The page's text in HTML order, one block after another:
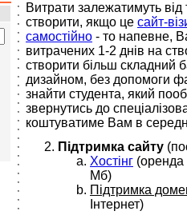
Витрати залежатимуть від
створити, якщо це сайт-
самостійно - то напевне,
витрачених 1-2 днів на
створити більш складний
дизайном, без допомоги
знайти студента, який
звернутись до
коштуватиме Вам в
Підтримка сайту
Хостінг (оренда
Мб)
Підтримка
Інтернет)